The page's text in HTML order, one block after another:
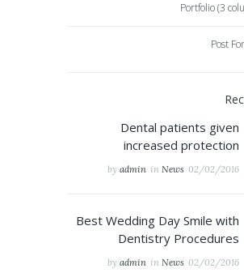
Portfolio (3
Post
Dental patients given
increased protection
02/02/2016
byadmin inNews
Best Wedding Day Smile with
Dentistry Procedures
02/02/2016
byadmin inNews